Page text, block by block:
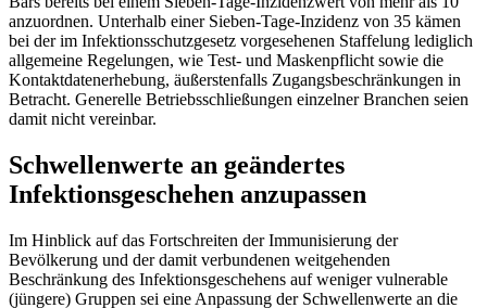
anzuordnen. Unterhalb einer Sieben-Tage-Inzidenz von 35 kämen
bei der im Infektionsschutzgesetz vorgesehenen Staffelung lediglich
allgemeine Regelungen, wie Test- und Maskenpflicht sowie die
Kontaktdatenerhebung, äußerstenfalls Zugangsbeschränkungen in
Betracht. Generelle Betriebsschließungen einzelner Branchen seien
damit nicht vereinbar.
Schwellenwerte an geändertes
Infektionsgeschehen anzupassen
Im Hinblick auf das Fortschreiten der Immunisierung der
Bevölkerung und der damit verbundenen weitgehenden
Beschränkung des Infektionsgeschehens auf weniger vulnerable
(jüngere) Gruppen sei eine Anpassung der Schwellenwerte an die